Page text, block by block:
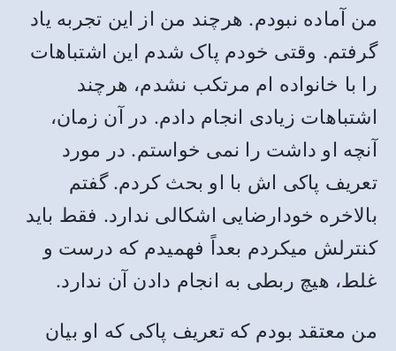
من آماده نبودم. هرچند من از این تجربه یاد
گرفتم. وقتی خودم پاک شدم این اشتباهات
را با خانواده ام مرتکب نشدم، هرچند
اشتباهات زیادی انجام دادم. در آن زمان،
آنچه او داشت را نمی خواستم. در مورد
تعریف پاکی اش با او بحث کردم. گفتم
بالاخره خودارضایی اشکالی ندارد. فقط باید
کنترلش میکردم بعداً فهمیدم که درست و
غلط، هیچ ربطی به انجام دادن آن ندارد.
من معتقد بودم که تعریف پاکی که او بیان